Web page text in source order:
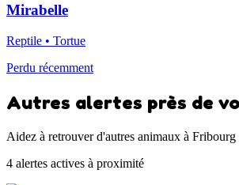
Mirabelle
Reptile • Tortue
Perdu récemment
Autres alertes près de
Aidez à retrouver d'autres animaux à Fribourg
4 alertes actives à proximité